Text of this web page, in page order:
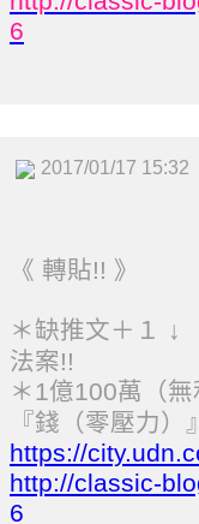
6
2017/01/17 15:32
《 轉貼!! 》
＊ 缺推文＋１ ↓
法案!!
＊ 1億100萬（
『錢（零壓力）
https://
http://classic-
6